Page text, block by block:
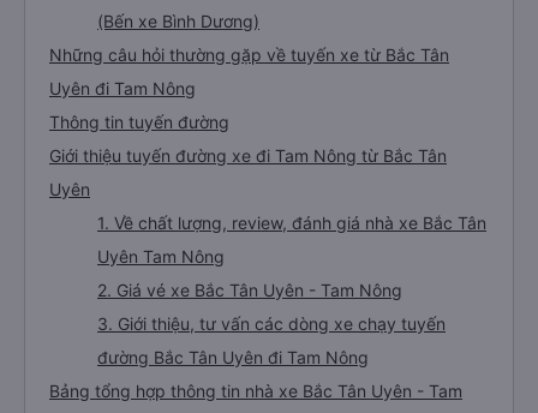
(Bến xe Bình Dương)
Những câu hỏi thường gặp về tuyến xe từ Bắc Tân
Uyên đi Tam Nông
Thông tin tuyến đường
Giới thiệu tuyến đường xe đi Tam Nông từ Bắc Tân
Uyên
1. Về chất lượng, review, đánh giá nhà xe Bắc Tân
Uyên Tam Nông
2. Giá vé xe Bắc Tân Uyên - Tam Nông
3. Giới thiệu, tư vấn các dòng xe chạy tuyến
đường Bắc Tân Uyên đi Tam Nông
Bảng tổng hợp thông tin nhà xe Bắc Tân Uyên - Tam